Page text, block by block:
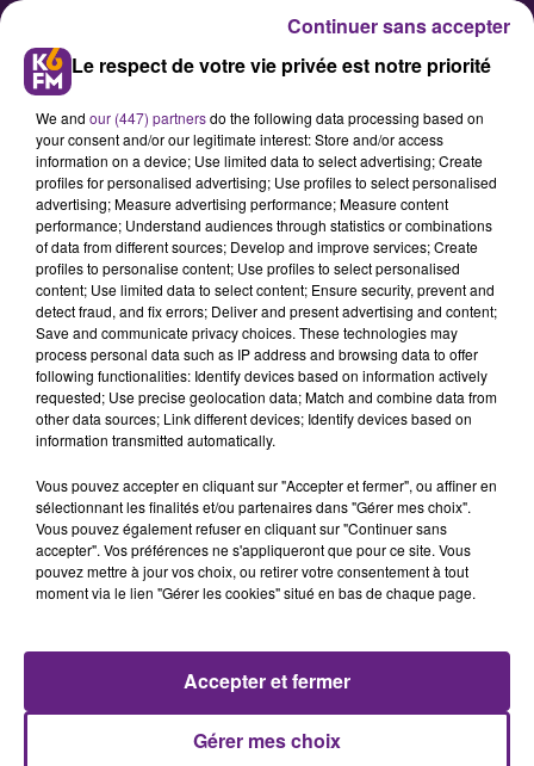
Dijon : Le musée des Beaux-Arts
poursuit sa mue
à l'occasion de la Nuit Européenne
des Musée ce samedi, le Musée des
Beaux Arts de Dijon lancera la
deuxième phase des travaux de
seront tour à tour modernisées et
rénovées pendant trois ans pour
mieux mettre en valeur une partie
Publié : 19 mai 2016 à 13h57 par 45
Le respect de votre vie privée est notre priorité
We and our (447) partnersdo the following data processing based on
your consent and/or our legitimate interest: Store and/or access
information on a device; Use limited data to select advertising; Create
profiles for personalised advertising; Use profiles to select personalised
advertising; Measure advertising performance; Measure content
performance; Understand audiences through statistics or combinations
of data from different sources; Develop and improve services; Create
profiles to personalise content; Use profiles to select personalised
content; Use limited data to select content; Ensure security, prevent and
detect fraud, and fix errors; Deliver and present advertising and content;
Save and communicate privacy choices. These technologies may
process personal data such as IP address and browsing data to offer
following functionalities: Identify devices based on information actively
requested; Use precise geolocation data; Match and combine data from
other data sources; Link different devices; Identify devices based on
information transmitted automatically.
Vous pouvez accepter en cliquant sur "Accepter et fermer", ou affiner en
sélectionnant les finalités et/ou partenaires dans "Gérer mes choix".
Vous pouvez également refuser en cliquant sur "Continuer sans
accepter". Vos préférences ne s'appliqueront que pour ce site. Vous
pouvez mettre à jour vos choix, ou retirer votre consentement à tout
moment via le lien "Gérer les cookies" situé en bas de chaque page.
Gérer mes choix
Accepter et fermer
Continuer sans accepter